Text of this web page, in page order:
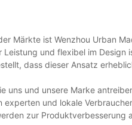
Märkte ist Wenzhou Urban
und flexibel im
dass dieser Ansatz
uns und unsere Marke
und lokale
zur